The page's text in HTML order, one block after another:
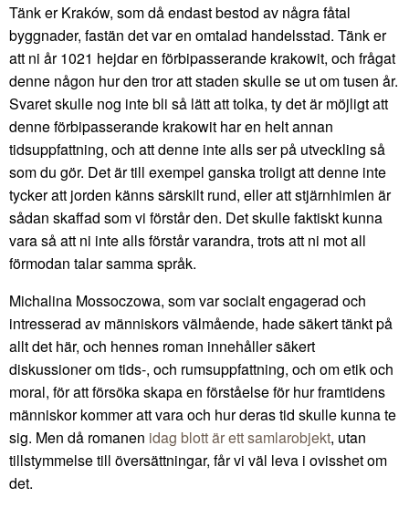
Tänk er Kraków, som då endast bestod av några fåtal
byggnader, fastän det var en omtalad handelsstad. Tänk er
att ni år 1021 hejdar en förbipasserande krakowit, och frågat
denne någon hur den tror att staden skulle se ut om tusen år.
Svaret skulle nog inte bli så lätt att tolka, ty det är möjligt att
denne förbipasserande krakowit har en helt annan
tidsuppfattning, och att denne inte alls ser på utveckling så
som du gör. Det är till exempel ganska troligt att denne inte
tycker att jorden känns särskilt rund, eller att stjärnhimlen är
sådan skaffad som vi förstår den. Det skulle faktiskt kunna
vara så att ni inte alls förstår varandra, trots att ni mot all
förmodan talar samma språk.
Michalina Mossoczowa, som var socialt engagerad och
intresserad av människors välmående, hade säkert tänkt på
allt det här, och hennes roman innehåller säkert
diskussioner om tids-, och rumsuppfattning, och om etik och
moral, för att försöka skapa en förståelse för hur framtidens
människor kommer att vara och hur deras tid skulle kunna te
sig. Men då romanen idag blott är ett samlarobjekt, utan
tillstymmelse till översättningar, får vi väl leva i ovisshet om
det.